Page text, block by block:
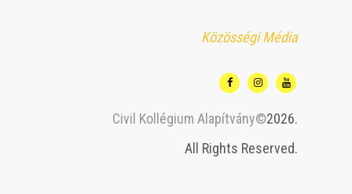
Közösségi Média
Civil Kollégium Alapítvány©2026.
All Rights Reserved.